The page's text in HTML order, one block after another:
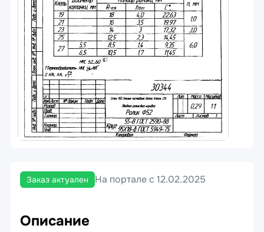
Заказ актуален На портале с 12.02.2025
Описание